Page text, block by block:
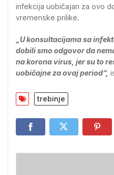
infekcija uobičajan za ovo
vremenske prilike.
„U konsultacijama sa
dobili smo odgovor da
na korona virus, jer su to
uobičajne za ovaj period“,
trebinje